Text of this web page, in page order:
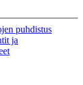
puhdistus
ja